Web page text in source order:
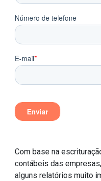
Com base na
contábeis das
alguns relatórios muito